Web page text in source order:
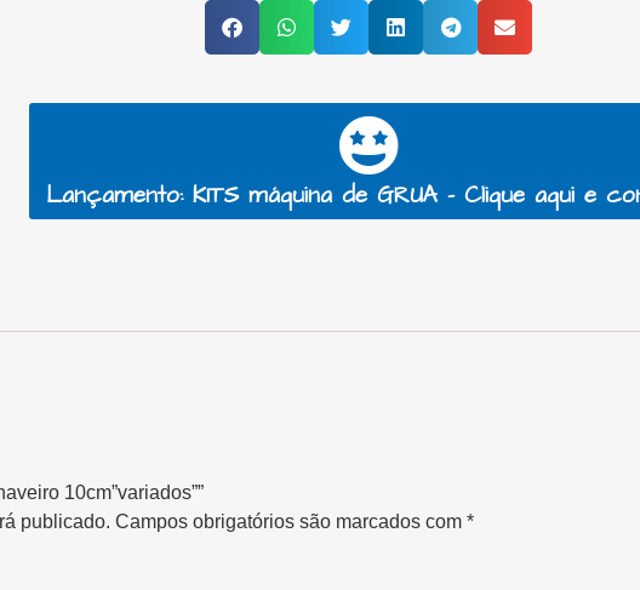
Lançamento: KITS máquina de GRUA - Clique aqui e
10cm”variados””
publicado. Campos obrigatórios são marcados com *